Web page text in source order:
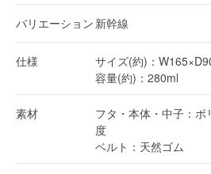
バリエーション 新幹線
仕様
サイズ(約)：
容量(約)：280ml
素材
フタ・本体・中子：
度
ベルト：天然ゴム